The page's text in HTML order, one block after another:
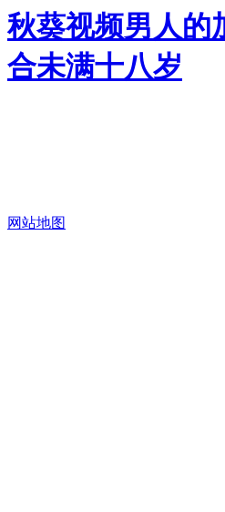
秋葵视频男人的
合未满十八岁
网站地图